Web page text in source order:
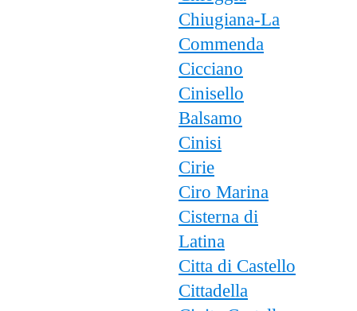
Chiugiana-La
Commenda
Cicciano
Cinisello
Balsamo
Cinisi
Cirie
Ciro Marina
Cisterna di
Latina
Citta di Castello
Cittadella